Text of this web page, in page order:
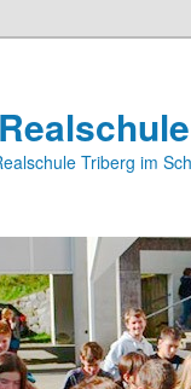
Triberg im